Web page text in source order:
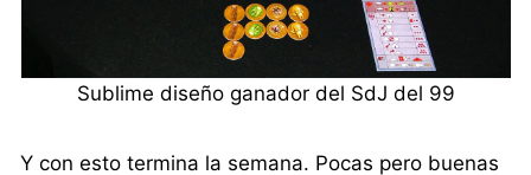
Sublime diseño ganador del SdJ del 99
Y con esto termina la semana. Pocas pero buenas